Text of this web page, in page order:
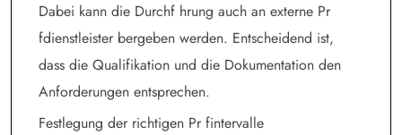
Dabei kann die Durchf hrung auch an externe Pr
fdienstleister bergeben werden. Entscheidend ist,
dass die Qualifikation und die Dokumentation den
Anforderungen entsprechen.
Festlegung der richtigen Pr fintervalle